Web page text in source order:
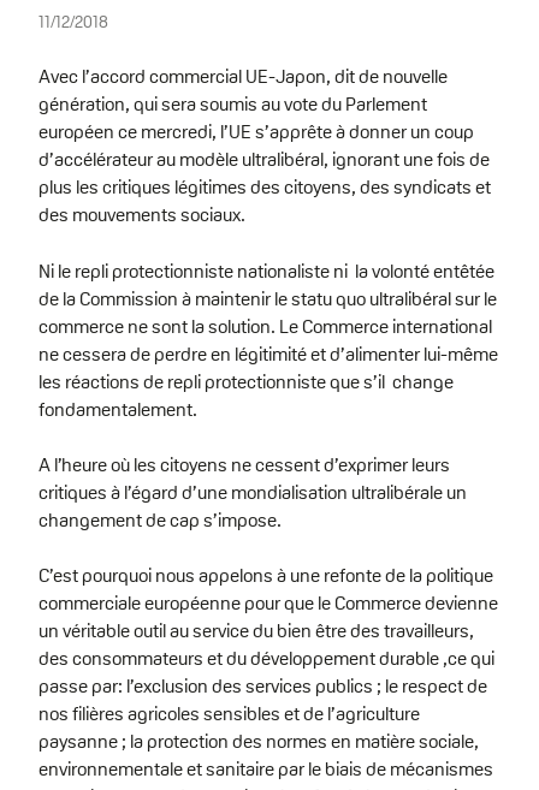
11/12/2018
Avec l’accord commercial UE-Japon, dit de nouvelle
génération, qui sera soumis au vote du Parlement
européen ce mercredi, l’UE s’apprête à donner un coup
d’accélérateur au modèle ultralibéral, ignorant une fois de
plus les critiques légitimes des citoyens, des syndicats et
des mouvements sociaux.
Ni le repli protectionniste nationaliste ni la volonté entêtée
de la Commission à maintenir le statu quo ultralibéral sur le
commerce ne sont la solution. Le Commerce international
ne cessera de perdre en légitimité et d’alimenter lui-même
les réactions de repli protectionniste que s’il change
fondamentalement.
A l’heure où les citoyens ne cessent d’exprimer leurs
critiques à l’égard d’une mondialisation ultralibérale un
changement de cap s’impose.
C’est pourquoi nous appelons à une refonte de la politique
commerciale européenne pour que le Commerce devienne
un véritable outil au service du bien être des travailleurs,
des consommateurs et du développement durable ,ce qui
passe par: l’exclusion des services publics ; le respect de
nos filières agricoles sensibles et de l’agriculture
paysanne ; la protection des normes en matière sociale,
environnementale et sanitaire par le biais de mécanismes